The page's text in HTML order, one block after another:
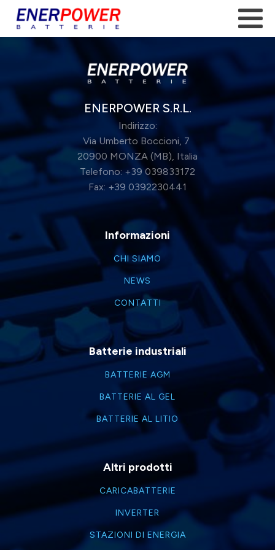
ENERPOWER S.R.L.
Indirizzo:
Via Umberto Boccioni, 7
20900 MONZA (MB), Italia
Telefono: +39 039833172
Fax: +39 0392230441
Informazioni
CHI SIAMO
NEWS
CONTATTI
Batterie industriali
BATTERIE AGM
BATTERIE AL GEL
BATTERIE AL LITIO
Altri prodotti
CARICABATTERIE
INVERTER
STAZIONI DI ENERGIA